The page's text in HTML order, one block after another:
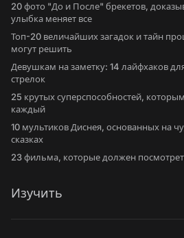
20 фото "До и После" брекетов,
улыбка меняет все
Топ-20 величайших загадок и тайн
могут решить
Девушкам на заметку: 14 лайфхаков
стрелок
25 крутых суперспособностей,
каждый
10 мультиков Диснея, основанных на
сказках
23 фильма, которые должен
Изучить